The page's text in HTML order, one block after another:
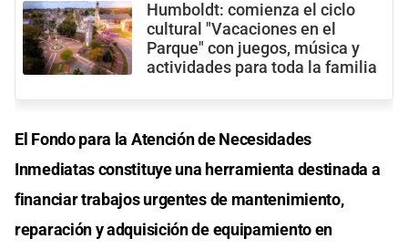
Humboldt: comienza el ciclo
cultural "Vacaciones en el
Parque" con juegos, música y
actividades para toda la familia
El Fondo para la Atención de Necesidades
Inmediatas constituye una herramienta destinada a
financiar trabajos urgentes de mantenimiento,
reparación y adquisición de equipamiento en